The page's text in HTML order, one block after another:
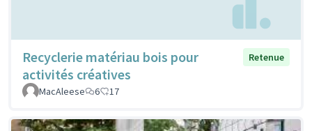
Recyclerie matériau bois pour
activités créatives
Retenue
MacAleese 6 17